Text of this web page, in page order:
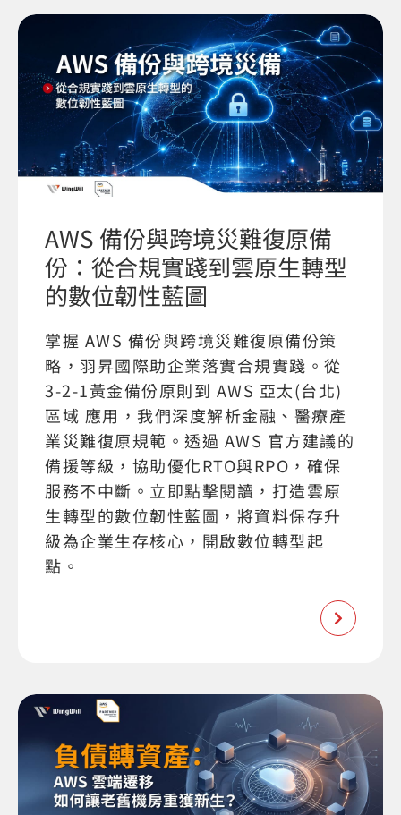
AWS 備份與跨境災難復原備
份：從合規實踐到雲原生轉型
的數位韌性藍圖
掌握 AWS 備份與跨境災難復原備份策
略，羽昇國際助企業落實合規實踐。從
3-2-1黃金備份原則到 AWS 亞太(台北)
區域 應用，我們深度解析金融、醫療產
業災難復原規範。透過 AWS 官方建議的
備援等級，協助優化RTO與RPO，確保
服務不中斷。立即點擊閱讀，打造雲原
生轉型的數位韌性藍圖，將資料保存升
級為企業生存核心，開啟數位轉型起
點。